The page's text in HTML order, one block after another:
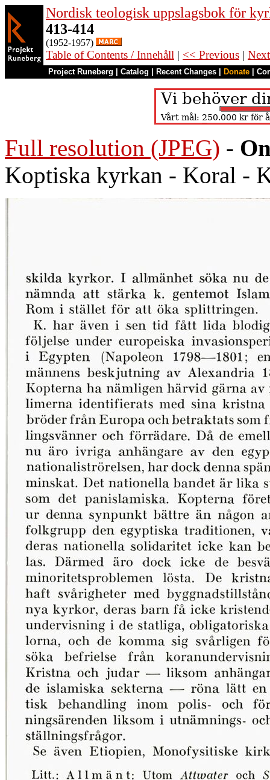
Nordisk teologisk uppslagsbok för
413-414
(1952-1957)
Table of Contents / Innehåll | << Previous |
Project Runeberg Catalog Recent Changes Donate
Full resolution (JPEG) -
Koptiska kyrkan - Koral -